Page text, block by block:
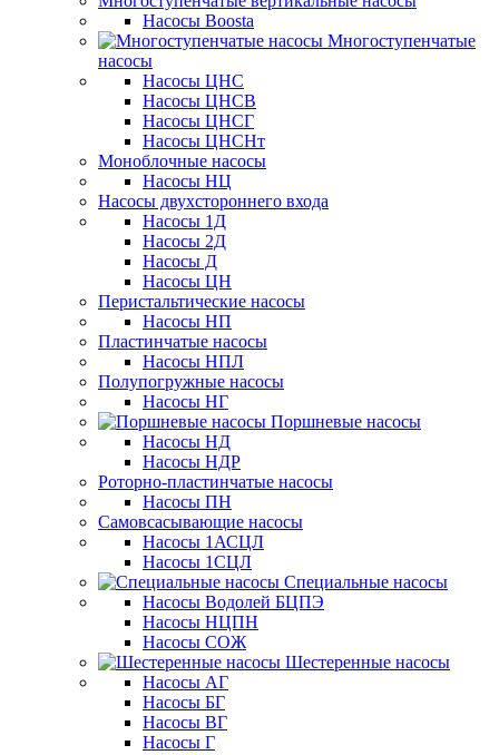
Насосы Boosta
Многоступенчатые
насосы
Насосы ЦНС
Насосы ЦНСВ
Насосы ЦНСГ
Насосы ЦНСНт
Моноблочные насосы
Насосы НЦ
Насосы двухстороннего входа
Насосы 1Д
Насосы 2Д
Насосы Д
Насосы ЦН
Перистальтические насосы
Насосы НП
Пластинчатые насосы
Насосы НПЛ
Полупогружные насосы
Насосы НГ
Поршневые насосы
Насосы НД
Насосы НДР
Роторно-пластинчатые насосы
Насосы ПН
Самовсасывающие насосы
Насосы 1АСЦЛ
Насосы 1СЦЛ
Специальные насосы
Насосы Водолей БЦПЭ
Насосы НЦПН
Насосы СОЖ
Шестеренные насосы
Насосы АГ
Насосы БГ
Насосы ВГ
Насосы Г